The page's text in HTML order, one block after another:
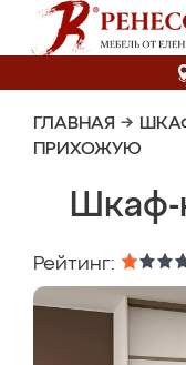
ГЛАВНАЯ →
ПРИХОЖУЮ
Шкаф-
Рейтинг: